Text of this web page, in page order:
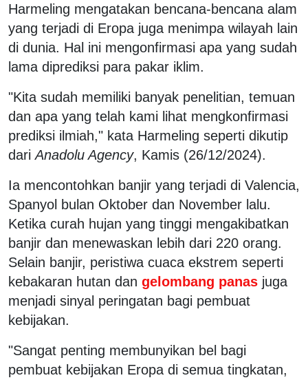
Harmeling mengatakan bencana-bencana alam
yang terjadi di Eropa juga menimpa wilayah lain
di dunia. Hal ini mengonfirmasi apa yang sudah
lama diprediksi para pakar iklim.
"Kita sudah memiliki banyak penelitian, temuan
dan apa yang telah kami lihat mengkonfirmasi
prediksi ilmiah," kata Harmeling seperti dikutip
dariAnadolu Agency, Kamis (26/12/2024).
Ia mencontohkan banjir yang terjadi di Valencia,
Spanyol bulan Oktober dan November lalu.
Ketika curah hujan yang tinggi mengakibatkan
banjir dan menewaskan lebih dari 220 orang.
Selain banjir, peristiwa cuaca ekstrem seperti
kebakaran hutan dan gelombang panas juga
menjadi sinyal peringatan bagi pembuat
kebijakan.
"Sangat penting membunyikan bel bagi
pembuat kebijakan Eropa di semua tingkatan,